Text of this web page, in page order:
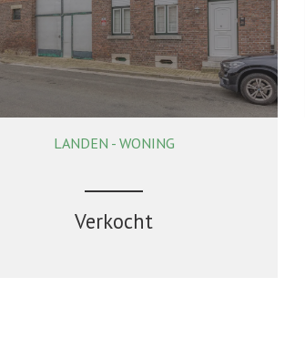
155 m² 2
LANDEN - WONING
Verkocht